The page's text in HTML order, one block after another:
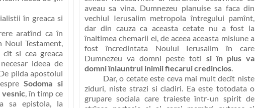
în greaca si
aratînd ca în
Testament,
cît si cea greaca
ideea de
pilda apostolul
Sodoma si
vesnic, în timp ce
sa epistola, la
aveau sa vina. Dumnezeu planuise sa faca din
vechiul Ierusalim metropola întregului pamînt,
dar din cauza ca aceasta cetate nu a fost la
înaltimea chemarii ei, de aceea aceasta misiune a
fost încredintata Noului Ierusalim în care
Dumnezeu va domni peste toti si în plus va
domni înlauntrul inimii fiecarui credincios.
Dar, o cetate este ceva mai mult decît niste
ziduri, niste strazi si cladiri. Ea este totodata o
grupare sociala care traieste într-un spirit de